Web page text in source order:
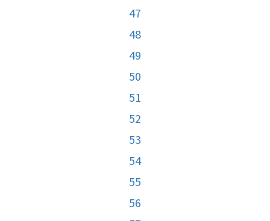
47
48
49
50
51
52
53
54
55
56